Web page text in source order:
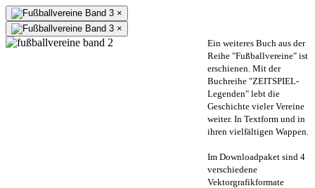
×
×
Ein weiteres Buch aus der
Reihe "Fußballvereine" ist
erschienen. Mit der
Buchreihe "ZEITSPIEL-
Legenden" lebt die
Geschichte vieler Vereine
weiter. In Textform und in
ihren vielfältigen Wappen.
Im Downloadpaket sind 4
verschiedene
Vektorgrafikformate